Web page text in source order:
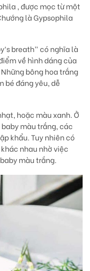
, được mọc từ một
là Gypsophila
breath” có nghĩa là
về hình dáng của
bông hoa trắng
bé đáng yêu, dễ
hoặc màu xanh. Ở
màu trắng, các
khẩu. Tuy nhiên có
nhau nhờ việc
màu trắng.